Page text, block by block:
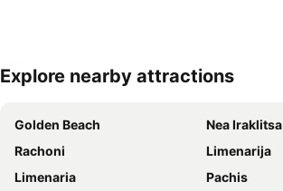
Explore nearby attractions
Golden Beach
Nea Iraklitsa
Rachoni
Limenarija
Limenaria
Pachis